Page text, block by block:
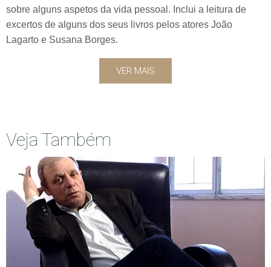
sobre alguns aspetos da vida pessoal. Inclui a leitura de
excertos de alguns dos seus livros pelos atores João
Lagarto e Susana Borges.
VER MAIS
Veja Também